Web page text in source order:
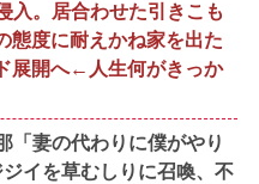
入。居合わせた引きこも
態度に耐えかね家を出た
展開へ←人生何がきっか
「妻の代わりに僕がやり
イを草むしりに召喚、不